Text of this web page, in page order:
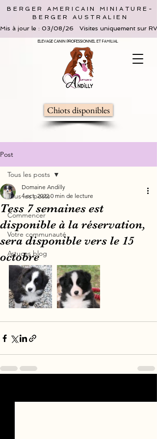
BERGER AMERICAIN MINIATURE-
BERGER AUSTRALIEN
Mis à jour le : 03/08/26   Visites uniquement sur
ELEVAGE CANIN PROFESSIONNEL ET FAMILIAL
Chiots disponibles
Post
Tous les posts
Commencer
Votre communauté
Astuces blog
Tous les posts
Tess 7 semaines est
disponible à la réservation,
sera disponible vers le 15
octobre
Domaine Andilly
4 oct. 2022 0 min de lecture